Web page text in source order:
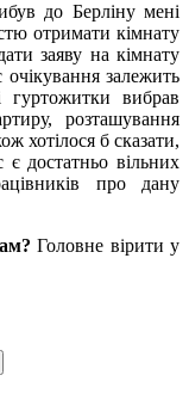
до Берліну мені
отримати кімнату
заяву на кімнату
залежить
гуртожитки вибрав
розташування
хотілося б сказати,
є достатньо вільних
про дану
Головне вірити у